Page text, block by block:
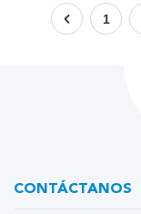
1
CONTÁCTANOS